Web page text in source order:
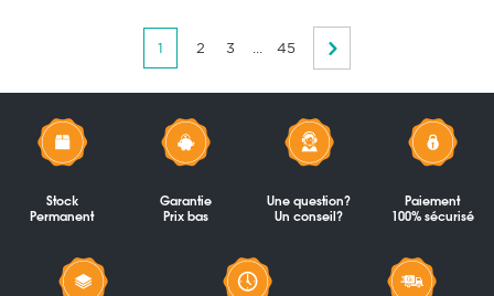
1 2 3 ... 45
Stock
Permanent
Garantie
Prix bas
Une question?
Un conseil?
Paiement
100% sécurisé